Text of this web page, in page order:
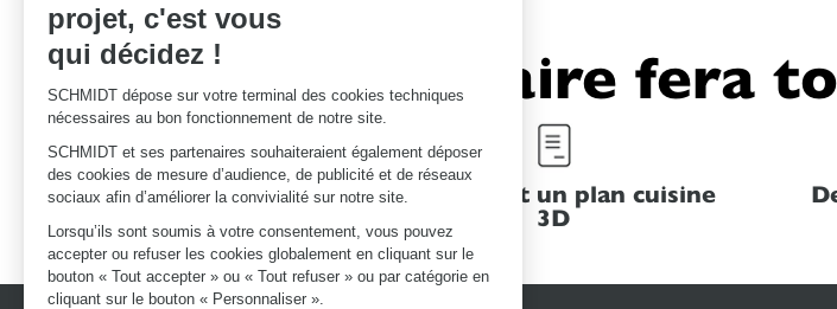
projet, c'est vous
qui décidez !
SCHMIDT dépose sur votre terminal des cookies techniques
nécessaires au bon fonctionnement de notre site.
SCHMIDT et ses partenaires souhaiteraient également déposer
des cookies de mesure d’audience, de publicité et de réseaux
sociaux afin d’améliorer la convivialité sur notre site.
Lorsqu’ils sont soumis à votre consentement, vous pouvez
accepter ou refuser les cookies globalement en cliquant sur le
bouton « Tout accepter » ou « Tout refuser » ou par catégorie en
cliquant sur le bouton « Personnaliser ».
Le savoir-faire fera
Des garanties
Un devis et un plan cuisine
3D